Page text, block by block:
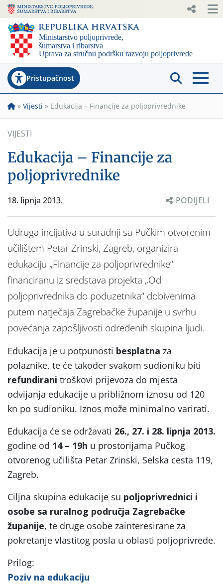
Pristupačnost
» Vijesti » Edukacija – Financije za poljoprivrednike
VIJESTI
Edukacija – Financije za
poljoprivrednike
18. lipnja 2013. PODIJELI
Udruga incijativa u suradnji sa Pučkim otvorenim
učilištem Petar Zrinski, Zagreb, organizira
edukaciju „Financije za poljoprivrednike“
financiranu iz sredstava projekta „Od
poljoprivrednika do poduzetnika“ dobivenima
putem natječaja Zagrebačke županije u svrhu
povećanja zapošljivosti određenih skupina ljudi.
Edukacija je u potpunosti besplatna za
polaznike, te će također svakom sudioniku biti
refundirani troškovi prijevoza do mjesta
odvijanja edukacije u približnom iznosu od 120
kn po sudioniku. Iznos može minimalno varirati.
Edukacija će se održavati 26., 27. i 28. lipnja 2013.
godine od 14 – 19h u prostorijama Pučkog
otvorenog učilišta Petar Zrinski, Selska cesta 119,
Zagreb.
Ciljna skupina edukacije su poljoprivrednici i
osobe sa ruralnog područja Zagrebačke
županije, te druge osobe zainteresirane za
pokretanje vlastitog posla u oblasti poljoprivrede.
Prilog:
Poziv na edukaciju